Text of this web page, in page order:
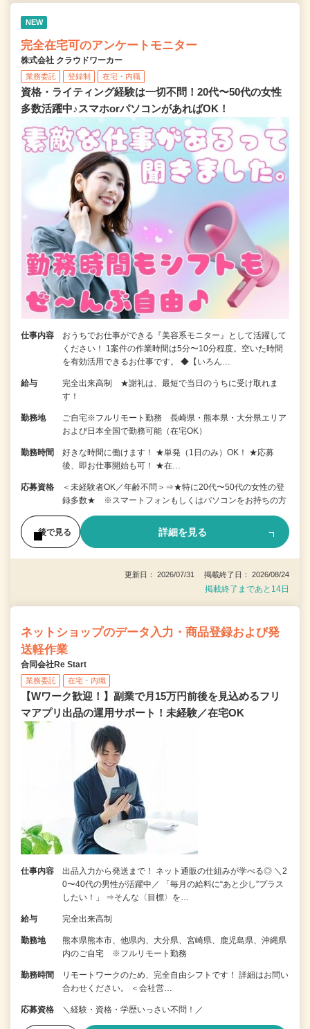
NEW
完全在宅可のアンケートモニター
株式会社 クラウドワーカー
業務委託 登録制 在宅・内職
資格・ライティング経験は一切不問！20代〜50代の女性
多数活躍中♪スマホorパソコンがあればOK！
仕事内容
おうちでお仕事ができる『美容系モニター』として活躍して
ください！ 1案件の作業時間は5分〜10分程度。空いた時間
を有効活用できるお仕事です。 ◆【いろん…
給与
完全出来高制 ★謝礼は、最短で当日のうちに受け取れま
す！
勤務地
ご自宅※フルリモート勤務 長崎県・熊本県・大分県エリア
および日本全国で勤務可能（在宅OK）
勤務時間
好きな時間に働けます！ ★単発（1日のみ）OK！ ★応募
後、即お仕事開始も可！ ★在…
応募資格
＜未経験者OK／年齢不問＞⇒★特に20代〜50代の女性の登
録多数★ ※スマートフォンもしくはパソコンをお持ちの方
後で見る 詳細を見る
更新日： 2026/07/31 掲載終了日： 2026/08/24
掲載終了まであと14日
ネットショップのデータ入力・商品登録および発
送軽作業
合同会社Re Start
業務委託 在宅・内職
【Wワーク歓迎！】副業で月15万円前後を見込めるフリ
マアプリ出品の運用サポート！未経験／在宅OK
仕事内容
出品入力から発送まで！ ネット通販の仕組みが学べる◎ ＼2
0〜40代の男性が活躍中／ 「毎月の給料に“あと少し”プラス
したい！」 ⇒そんな〈目標〉を…
給与 完全出来高制
勤務地
熊本県熊本市、他県内、大分県、宮崎県、鹿児島県、沖縄県
内のご自宅 ※フルリモート勤務
勤務時間
リモートワークのため、完全自由シフトです！ 詳細はお問い
合わせください。 ＜会社営…
応募資格 ＼経験・資格・学歴いっさい不問！／